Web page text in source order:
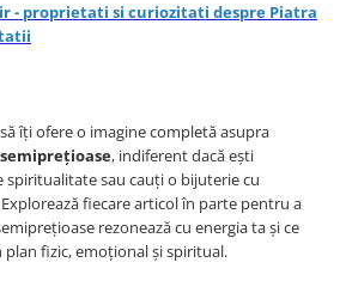
- proprietati si curiozitati despre Piatra
îți ofere o imagine completă asupra
, indiferent dacă ești
spiritualitate sau cauți o bijuterie cu
fiecare articol în parte pentru a
rezonează cu energia ta și ce
fizic, emoțional și spiritual.